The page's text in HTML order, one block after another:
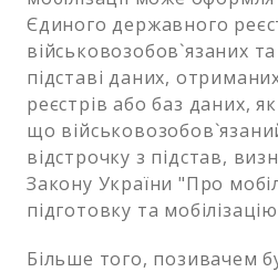
Єдиного державного
військовозобов`язаних та
підставі даних,
реєстрів або баз даних,
що
відстрочку з підстав,
Закону України "Про
підготовку та
Більше того, позивачем